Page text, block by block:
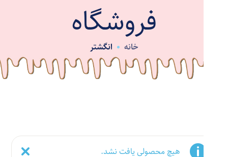
فروشگاه
خانه انگشتر
هیچ محصولی یافت نشد.